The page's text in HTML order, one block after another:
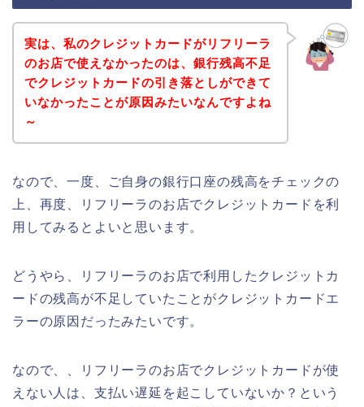
実は、私のクレジットカードがリフリーラ
のお店で使えなかったのは、銀行残高不足
でクレジットカードの引き落としができて
いなかったことが原因みたいなんですよね
～
なので、一度、ご自身の銀行口座の残高をチェックの
上、再度、リフリーラのお店でクレジットカードを利
用してみるとよいと思います。
どうやら、リフリーラのお店で利用したクレジットカ
ードの残高が不足していたことがクレジットカードエ
ラーの原因だったみたいです。
なので、、リフリーラのお店でクレジットカードが使
えない人は、支払い遅延を起こしていないか？という